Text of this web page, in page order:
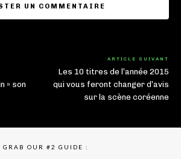
» son
ARTICLE SUIVANT
Les 10 titres de l’année 2015
qui vous feront changer d’avis
sur la scène coréenne
GRAB OUR #2 GUIDE :